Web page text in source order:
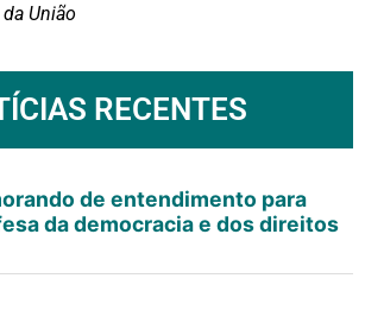
União
RECENTES
de entendimento para
da democracia e dos direitos